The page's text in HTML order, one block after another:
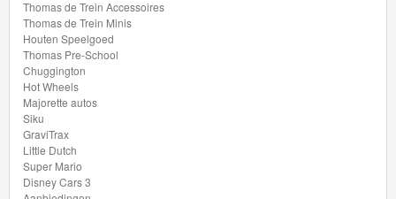
Aanbiedingen
Märklin
H0
Treinen
Thomas de Trein Accessoires
Thomas de Trein Minis
Houten Speelgoed
Thomas Pre-School
Chuggington
Hot Wheels
Majorette autos
Siku
GraviTrax
Little Dutch
Super Mario
Disney Cars 3